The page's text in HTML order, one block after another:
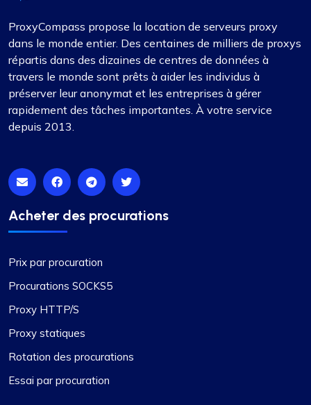
besoin de services proxy de qualité supérieure,
ProxyCompass est sans aucun doute le premier
choix.
Service exceptionnel avec des prix
compétitifs
À mon avis, Proxycompass.com se distingue
comme le meilleur fournisseur de proxy, offrant un
sont hautement fiables et dignes de confiance,
complétés par des prix équitables. L'interface
des plans tarifaires flexibles qui peuvent être
facilement ajustés. La commodité de payer ou de
ProxyCompass propose la location de serveurs proxy
dans le monde entier. Des centaines de milliers de proxys
répartis dans des dizaines de centres de données à
travers le monde sont prêts à aider les individus à
préserver leur anonymat et les entreprises à gérer
rapidement des tâches importantes. À votre service
depuis 2013.
Acheter des procurations
Prix par procuration
Procurations SOCKS5
Proxy HTTP/S
Proxy statiques
Rotation des procurations
Essai par procuration